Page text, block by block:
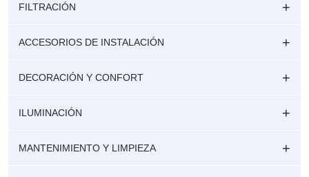
FILTRACIÓN
ACCESORIOS DE INSTALACIÓN
DECORACIÓN Y CONFORT
ILUMINACIÓN
MANTENIMIENTO Y LIMPIEZA